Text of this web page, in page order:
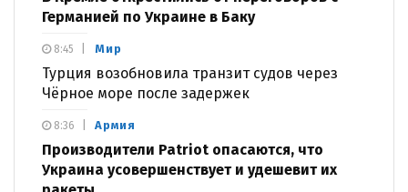
Германией по Украине в Баку
Мир
Турция возобновила транзит судов через
Чёрное море после задержек
8:45
Армия
Производители Patriot опасаются, что
Украина усовершенствует и удешевит их
8:36